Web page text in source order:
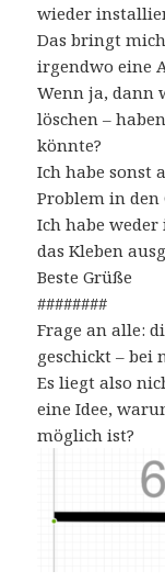
wieder
Das bringt
irgendwo eine
Wenn ja, dann
löschen –
könnte?
Ich habe sonst
Problem in
Ich habe
das Kleben
Beste Grüße
########
Frage an alle:
geschickt – bei
Es liegt also
eine Idee,
möglich ist?